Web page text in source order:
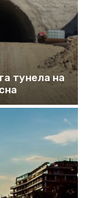
тунела на